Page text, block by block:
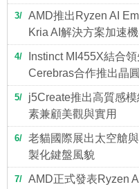
3
AMD推出Ryzen AI
Kria AI解決方案加速
4
Instinct MI455X結合
Cerebras合作推出晶
5
j5Create推出高質感
素兼顧美觀與實用
6
老貓國際展出太空艙
製化鍵盤風貌
7 AMD正式發表Ryzen